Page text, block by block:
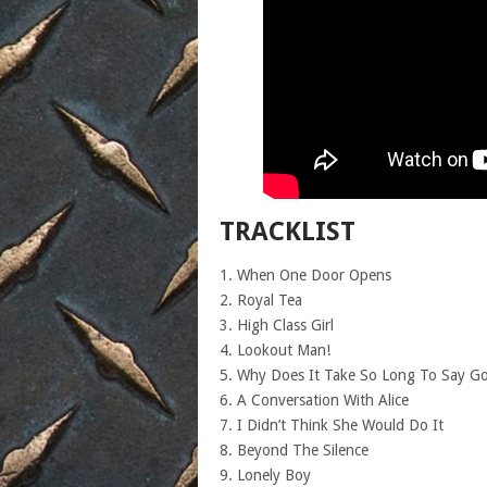
TRACKLIST
1. When One Door Opens
2. Royal Tea
3. High Class Girl
4. Lookout Man!
5. Why Does It Take So Long To Say
6. A Conversation With Alice
7. I Didn’t Think She Would Do It
8. Beyond The Silence
9. Lonely Boy